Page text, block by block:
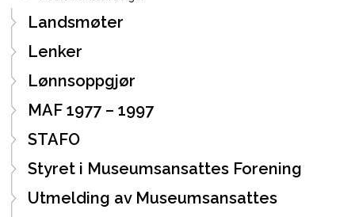
Landsmøter
Lenker
Lønnsoppgjør
MAF 1977 – 1997
STAFO
Styret i Museumsansattes Forening
Utmelding av Museumsansattes